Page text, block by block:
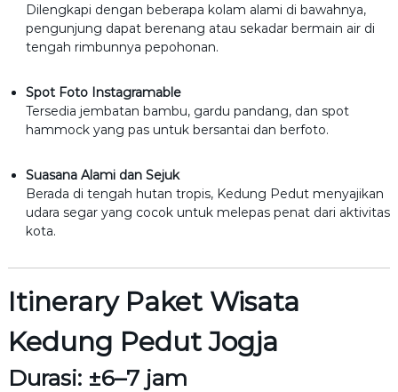
Dilengkapi dengan beberapa kolam alami di bawahnya,
pengunjung dapat berenang atau sekadar bermain air di
tengah rimbunnya pepohonan.
Spot Foto Instagramable
Tersedia jembatan bambu, gardu pandang, dan spot
hammock yang pas untuk bersantai dan berfoto.
Suasana Alami dan Sejuk
Berada di tengah hutan tropis, Kedung Pedut menyajikan
udara segar yang cocok untuk melepas penat dari aktivitas
kota.
Itinerary Paket Wisata
Kedung Pedut Jogja
Durasi:±6–7 jam